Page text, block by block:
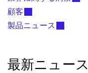
顧客
製品ニュース
最新ニュース